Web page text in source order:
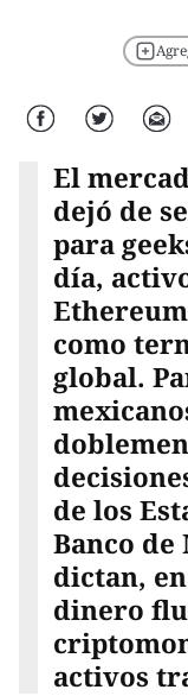
Facebook Twitter Correo
El
dejó de
para
día,
como
global.
de los
Banco de
dictan,
dinero
activos